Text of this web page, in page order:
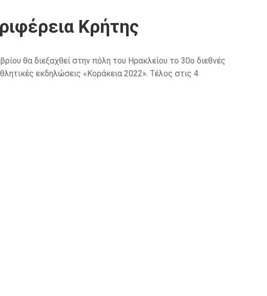
Κρήτης
θα διεξαχθεί στην πόλη του Ηρακλείου το 30o διεθνές
εκδηλώσεις «Κοράκεια 2022». Τέλος στις 4